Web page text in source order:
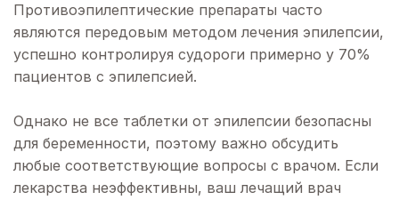
Противоэпилептические препараты часто
являются передовым методом лечения эпилепсии,
успешно контролируя судороги примерно у 70%
пациентов с эпилепсией.
Однако не все таблетки от эпилепсии безопасны
для беременности, поэтому важно обсудить
любые соответствующие вопросы с врачом. Если
лекарства неэффективны, ваш лечащий врач